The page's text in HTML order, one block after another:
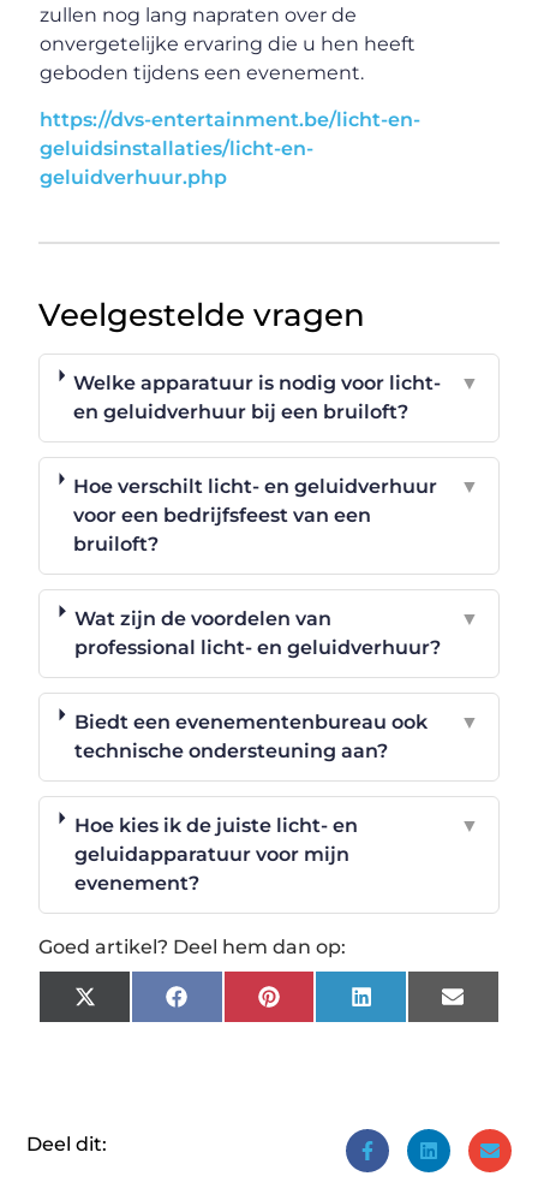
zullen nog lang napraten over de
onvergetelijke ervaring die u hen heeft
geboden tijdens een evenement.
https://dvs-entertainment.be/licht-en-
geluidsinstallaties/licht-en-
geluidverhuur.php
Veelgestelde vragen
Welke apparatuur is nodig voor licht-
en geluidverhuur bij een bruiloft?
▼
Hoe verschilt licht- en geluidverhuur
voor een bedrijfsfeest van een
bruiloft?
▼
Wat zijn de voordelen van
professional licht- en geluidverhuur?
▼
Biedt een evenementenbureau ook
technische ondersteuning aan?
▼
Hoe kies ik de juiste licht- en
geluidapparatuur voor mijn
evenement?
▼
Goed artikel? Deel hem dan op:
X
(Twitter)
FacebookPinterestLinkedInEmail
Deel dit: